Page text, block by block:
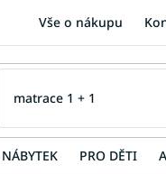
Vše o nákupu
NÁBYTEK PRO DĚTI